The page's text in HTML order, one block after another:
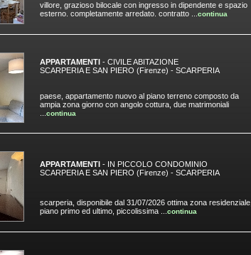
villore, grazioso bilocale con ingresso in dipendente e spazio
esterno. completamente arredato. contratto ... continua
APPARTAMENTI- CIVILE ABITAZIONE
SCARPERIA E SAN PIERO (Firenze) - SCARPERIA
paese, appartamento nuovo al piano terreno composto da
ampia zona giorno con angolo cottura, due matrimoniali
continua
APPARTAMENTI- IN PICCOLO CONDOMINIO
SCARPERIA E SAN PIERO (Firenze) - SCARPERIA
scarperia, disponibile dal 31/07/2026 ottima zona residenziale,
piano primo ed ultimo, piccolissima ... continua